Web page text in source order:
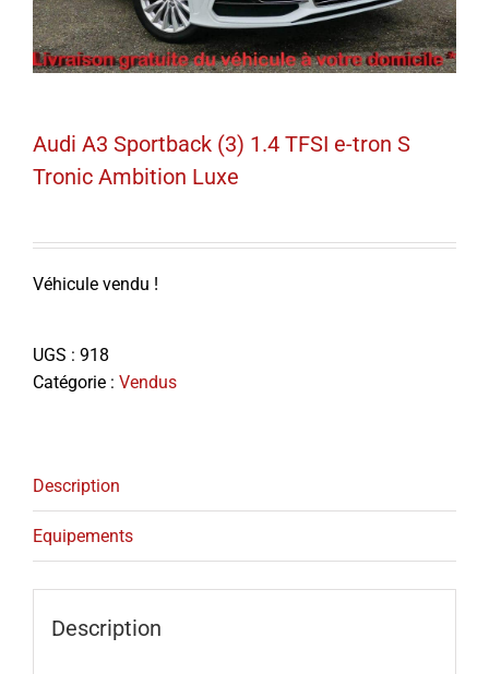
Audi A3 Sportback (3) 1.4 TFSI e-tron S
Tronic Ambition Luxe
Véhicule vendu !
UGS : 918
Catégorie : Vendus
Description
Equipements
Description